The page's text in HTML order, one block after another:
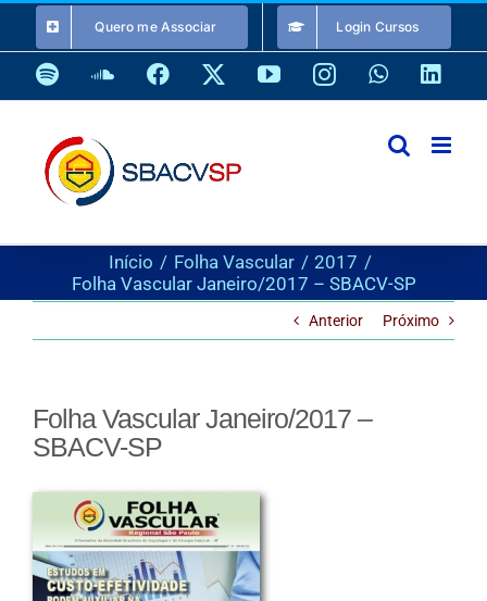
o
conteúdo
Quero me Associar Login Cursos
SpotifySoundCloud
Facebook YouTubeInstagramWhatsApp
Início Folha Vascular
2017
Folha Vascular Janeiro/2017 – SBACV-SP
Anterior Próximo
Folha Vascular Janeiro/2017 –
SBACV-SP